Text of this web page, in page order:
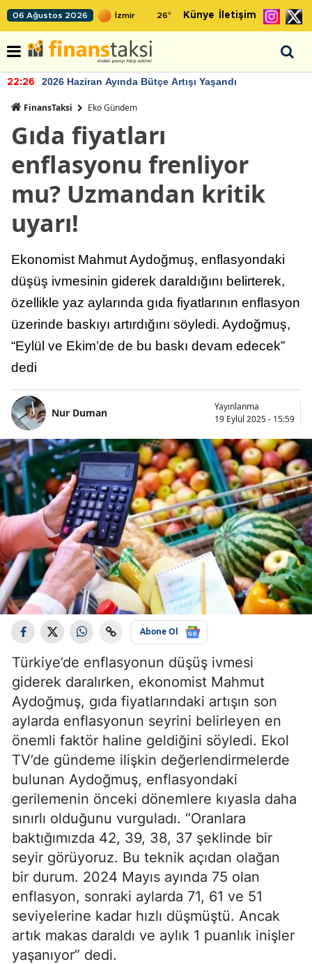
06 Ağustos 2026 26° Künye İletişim
22:26 2026 Haziran Ayında Bütçe Artışı Yaşandı
FinansTaksi Eko Gündem
Gıda fiyatları
enflasyonu frenliyor
mu? Uzmandan kritik
uyarı!
Ekonomist Mahmut Aydoğmuş, enflasyondaki
düşüş ivmesinin giderek daraldığını belirterek,
özellikle yaz aylarında gıda fiyatlarının enflasyon
üzerinde baskıyı artırdığını söyledi. Aydoğmuş,
“Eylül ve Ekim’de de bu baskı devam edecek”
dedi
Nur Duman
Yayınlanma
19 Eylül 2025 - 15:59
Abone Ol
Türkiye’de enflasyonun düşüş ivmesi
giderek daralırken, ekonomist Mahmut
Aydoğmuş, gıda fiyatlarındaki artışın son
aylarda enflasyonun seyrini belirleyen en
önemli faktör haline geldiğini söyledi. Ekol
TV’de gündeme ilişkin değerlendirmelerde
bulunan Aydoğmuş, enflasyondaki
gerilemenin önceki dönemlere kıyasla daha
sınırlı olduğunu vurguladı. “Oranlara
baktığımızda 42, 39, 38, 37 şeklinde bir
seyir görüyoruz. Bu teknik açıdan olağan
bir durum. 2024 Mayıs ayında 75 olan
enflasyon, sonraki aylarda 71, 61 ve 51
seviyelerine kadar hızlı düşmüştü. Ancak
artık makas daraldı ve aylık 1 puanlık inişler
yaşanıyor” dedi.